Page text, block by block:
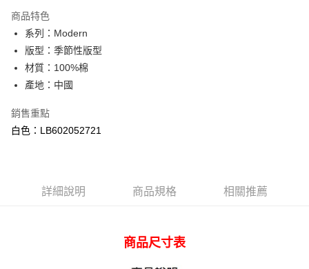
合作金庫商業銀行
華南商業銀行
上海商業儲蓄銀行
國泰世華商業銀行
臺灣中小企業銀行
聯邦商業銀行
超商取貨付款
LINE Pay
Apple Pay
Google Pay
相關說明
１．簡單：不需註冊會員、不需綁卡、不需儲值。
商品特色
系列：Modern
版型：季節性版型
材質：100%棉
產地：中國
銷售重點
白色：LB602052721
詳細說明 商品規格 相關推薦
商品尺寸表